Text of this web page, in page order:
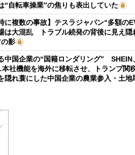
“自転車操業”の焦りも表出していた
に複数の事故】テスラジャパン“多額の
は大混乱 トラブル続発の背後に見え隠
影
中国企業の“国籍ロンダリング” SHEIN
社機能を海外に移転させ、トランプ関
隠れ蓑にした中国企業の農業参入・土地